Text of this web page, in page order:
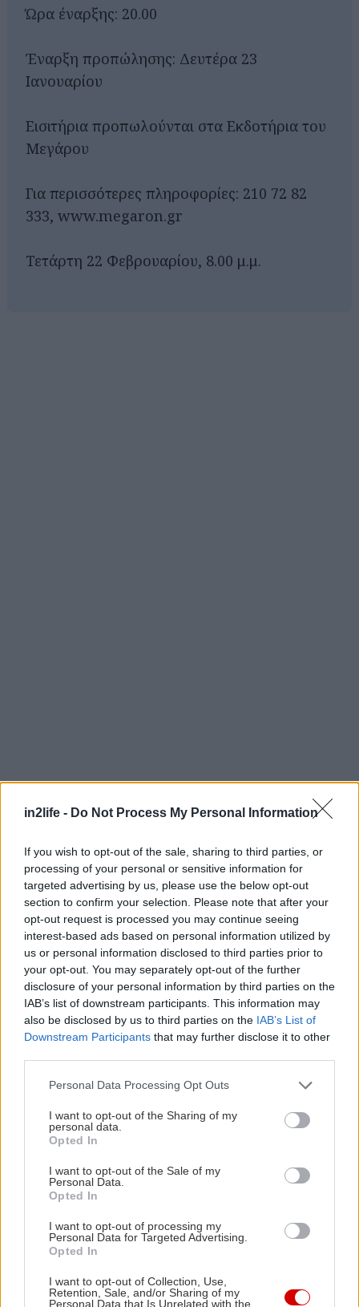
in2life - Do Not Process My Personal Information
If you wish to opt-out of the sale, sharing to third parties, or
processing of your personal or sensitive information for
targeted advertising by us, please use the below opt-out
section to confirm your selection. Please note that after your
opt-out request is processed you may continue seeing
interest-based ads based on personal information utilized by
us or personal information disclosed to third parties prior to
your opt-out. You may separately opt-out of the further
disclosure of your personal information by third parties on the
IAB’s list of downstream participants. This information may
also be disclosed by us to third parties on the IAB’s List of
Downstream Participants that may further disclose it to other
Please note that this website/app uses one or more Google
not limited to your visit or usage behaviour. You may click to
grant or deny consent to Google and its third-party tags to
use your data for below specified purposes in below Google
consent section.
Personal Data Processing Opt Outs
I want to opt-out of the Sharing of my
personal data.
Opted In
I want to opt-out of the Sale of my
Personal Data.
Opted In
I want to opt-out of processing my
Personal Data for Targeted Advertising.
Opted In
I want to opt-out of Collection, Use,
Retention, Sale, and/or Sharing of my
Personal Data that Is Unrelated with the
Ώρα έναρξης: 20.00
Έναρξη προπώλησης: Δευτέρα 23
Ιανουαρίου
Εισιτήρια προπωλούνται στα Εκδοτήρια του
Μεγάρου
Για περισσότερες πληροφορίες: 210 72 82
333, www.megaron.gr
Τετάρτη 22 Φεβρουαρίου, 8.00 μ.μ.
Διαβάστε επίσης
Δήμου Αθηναίων
Αναζήτηση